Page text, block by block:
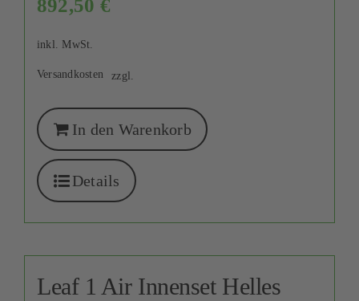
892,50 €
inkl. MwSt.
zzgl.
Versandkosten
In den Warenkorb
Details
Leaf 1 Air Innenset Helles